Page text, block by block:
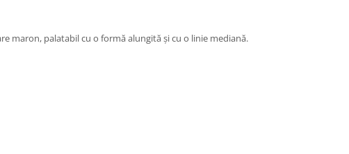
maron, palatabil cu o formă alungită și cu o linie mediană.